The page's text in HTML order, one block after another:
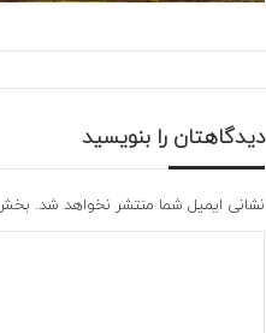
دیدگاهتان را بنویسید
نشانی ایمیل شما منتشر نخواهد شد.